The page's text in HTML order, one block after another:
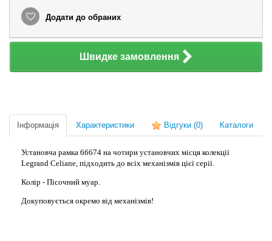
Додати до обраних
Швидке замовлення
Інформація Характеристики Відгуки (0) Каталоги
Установча рамка 66674 на чотири установчих місця колекції
Legrand Celiane, підходить до всіх механізмів цієї серії.
Колір - Пісочний муар.
Докуповується окремо від механізмів!